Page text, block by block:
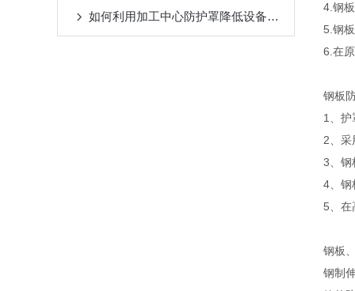
如何利用加工中心防护罩降低设备损耗？
4.钢
5.钢
6.在
钢板
1、护
2、采
3、钢
4、钢
5、在
钢板
钢制